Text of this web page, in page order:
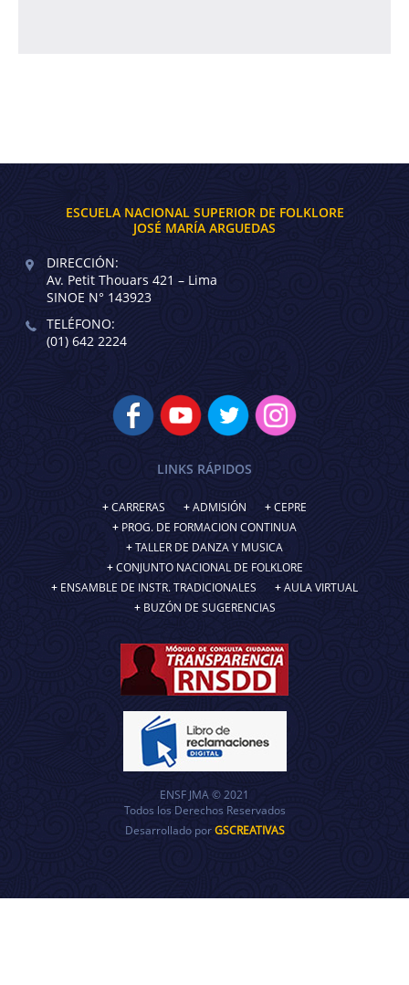
ESCUELA NACIONAL SUPERIOR DE FOLKLORE
JOSÉ MARÍA ARGUEDAS
DIRECCIÓN:
Av. Petit Thouars 421 – Lima
SINOE N° 143923
TELÉFONO:
(01) 642 2224
LINKS RÁPIDOS
CARRERAS ADMISIÓN
CEPRE
PROG. DE FORMACION CONTINUA
TALLER DE DANZA Y MUSICA
CONJUNTO NACIONAL DE FOLKLORE
ENSAMBLE DE INSTR. TRADICIONALES
AULA VIRTUAL
BUZÓN DE SUGERENCIAS
ENSF JMA © 2021
Todos los Derechos Reservados
Desarrollado porGSCREATIVAS